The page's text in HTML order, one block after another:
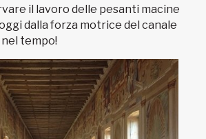
il lavoro delle pesanti macine
dalla forza motrice del canale
nel tempo!